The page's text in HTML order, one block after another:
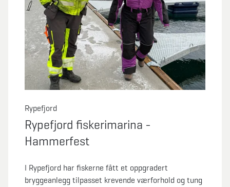
Rypefjord
Rypefjord fiskerimarina -
Hammerfest
I Rypefjord har fiskerne fått et oppgradert
bryggeanlegg tilpasset krevende værforhold og tung